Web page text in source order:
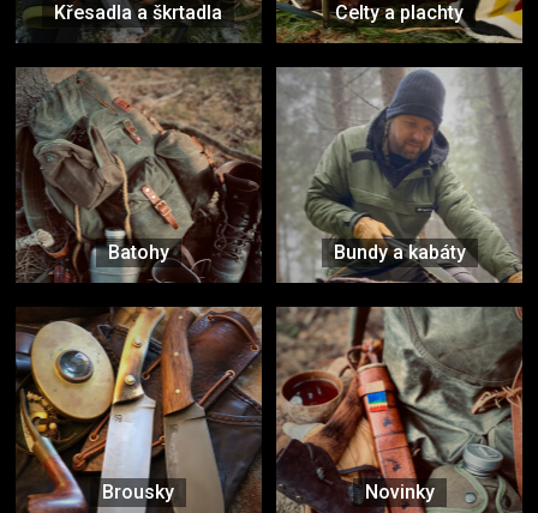
Křesadla a škrtadla Celty a plachty
Batohy Bundy a kabáty
Brousky Novinky